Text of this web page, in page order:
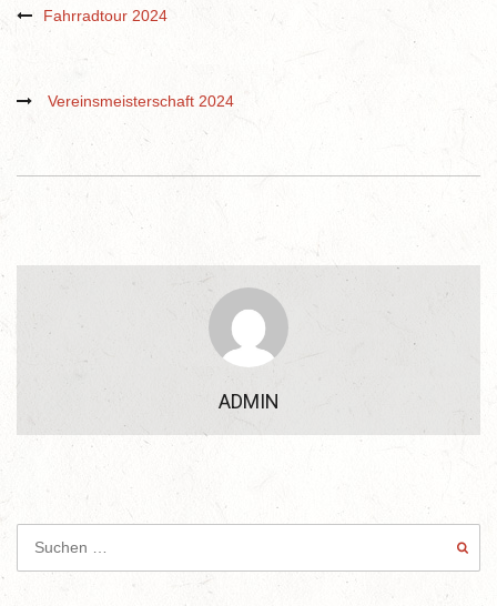
Fahrradtour 2024
Vereinsmeisterschaft 2024
ADMIN